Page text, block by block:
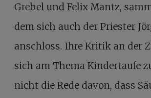
Grebel und Felix Mantz,
dem sich auch der Priester
anschloss. Ihre Kritik an der
sich am Thema Kindertaufe
nicht die Rede davon, dass